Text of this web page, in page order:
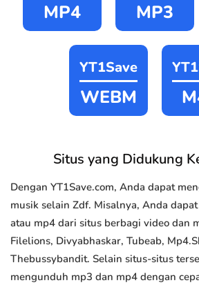
MP4 MP3
YT1Save
WEBM
Situs yang Didukung
Dengan YT1Save.com, Anda dapat
musik selain Zdf. Misalnya, Anda
atau mp4 dari situs berbagi video dan
Filelions, Divyabhaskar, Tubeab,
Thebussybandit. Selain situs-situs
mengunduh mp3 dan mp4 dengan